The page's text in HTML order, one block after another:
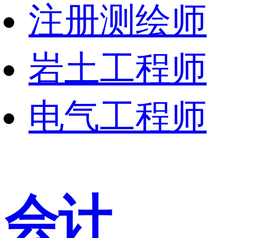
注册测绘师
岩土工程师
电气工程师
会计